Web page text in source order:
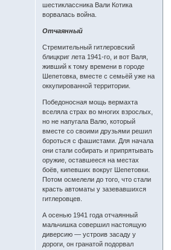
шестиклассника Вали Котика
ворвалась война.
Отчаянный
Стремительный гитлеровский
блицкриг лета 1941-го, и вот Валя,
живший к тому времени в городе
Шепетовка, вместе с семьёй уже на
оккупированной территории.
Победоносная мощь вермахта
вселяла страх во многих взрослых,
но не напугала Валю, который
вместе со своими друзьями решил
бороться с фашистами. Для начала
они стали собирать и припрятывать
оружие, оставшееся на местах
боёв, кипевших вокруг Шепетовки.
Потом осмелели до того, что стали
красть автоматы у зазевавшихся
гитлеровцев.
А осенью 1941 года отчаянный
мальчишка совершил настоящую
диверсию — устроив засаду у
дороги, он гранатой подорвал